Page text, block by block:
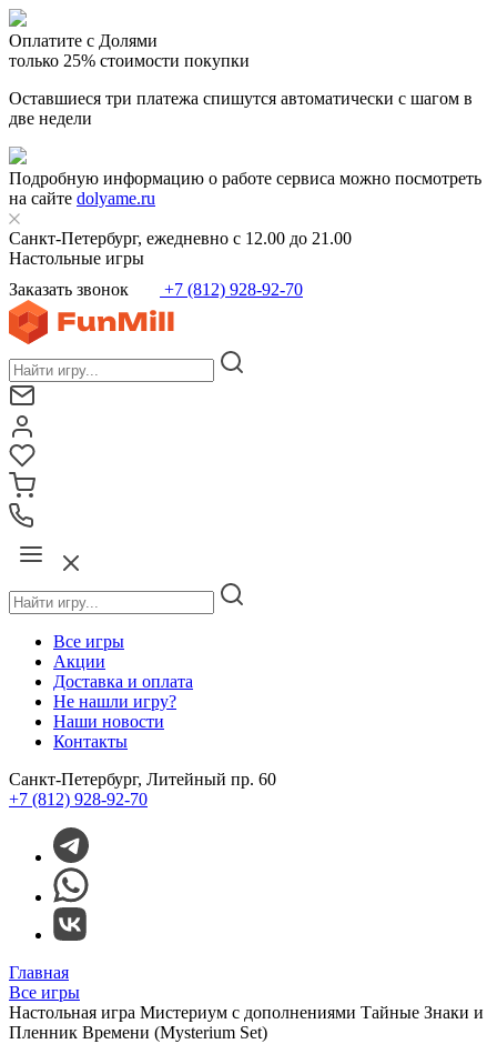
Оплатите с Долями
только 25% стоимости покупки
Оставшиеся три платежа спишутся автоматически с шагом в
две недели
Подробную информацию о работе сервиса можно посмотреть
на сайте dolyame.ru
Санкт-Петербург, ежедневно с 12.00 до 21.00
Настольные игры
Заказать звонок
+7 (812) 928-92-70
Все игры
Акции
Доставка и оплата
Не нашли игру?
Наши новости
Контакты
Санкт-Петербург, Литейный пр. 60
+7 (812) 928-92-70
Главная
Все игры
Настольная игра Мистериум с дополнениями Тайные Знаки и
Пленник Времени (Mysterium Set)